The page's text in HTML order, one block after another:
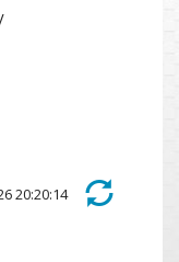
20:20:14